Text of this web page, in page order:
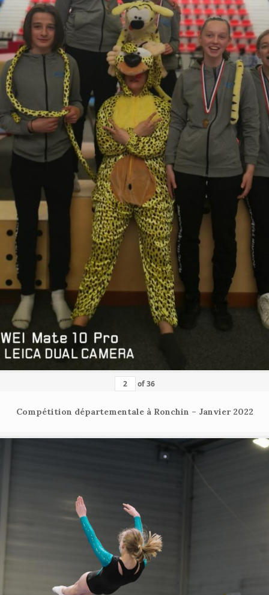
of36
Compétition départementale à Ronchin – Janvier 2022